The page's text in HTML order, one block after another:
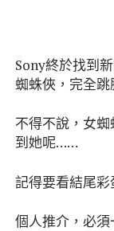
Sony終於找到
蜘蛛俠，完全跳
不得不說，女
到她呢……
記得要看結尾彩
個人推介，必須